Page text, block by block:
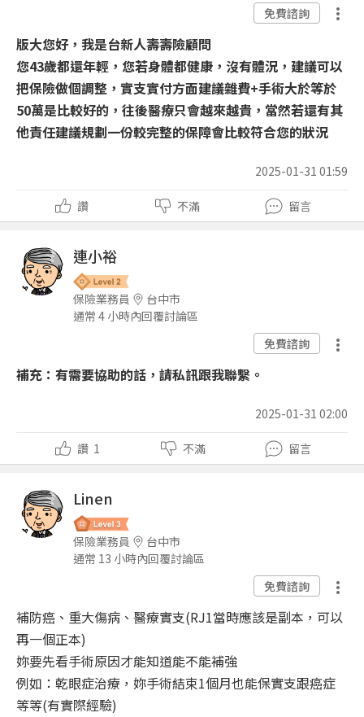
免費諮詢
版大您好，我是台新人壽壽險顧問
您43歲都還年輕，您若身體都健康，沒有體況，建議可以
把保險做個調整，實支實付方面建議雜費+手術大於等於
50萬是比較好的，往後醫療只會越來越貴，當然若還有其
他責任建議規劃一份較完整的保障會比較符合您的狀況
2025-01-31 01:59
讚 不滿 留言
連小裕
保險業務員
台中市
通常 4 小時內回覆討論區
免費諮詢
補充：有需要協助的話，請私訊跟我聯繫。
2025-01-31 02:00
讚 1 不滿 留言
Linen
保險業務員
台中市
通常 13 小時內回覆討論區
免費諮詢
補防癌、重大傷病、醫療實支(RJ1當時應該是副本，可以
再一個正本)
妳要先看手術原因才能知道能不能補強
例如：乾眼症治療，妳手術結束1個月也能保實支跟癌症
等等(有實際經驗)